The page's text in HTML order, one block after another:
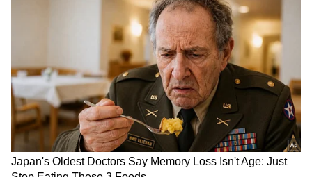
ಕೊಹ್ಲಿಯೂ ಅಲ್ಲ, ಧೋನಿಯೂ
ಅಲ್ಲ, ಗಂಗೂಲಿ ಅಲ್ಲವೇ ಅಲ್ಲ!
ಈತನೇ ಭಾರತದ ಅತ್ಯುತ್ತಮ
ಕ್ಯಾಪ್ಟನ್ ಎಂದ ಅಜಿಂಕ್ಯ ರಹಾನೆ!
'ಯಾವುದೇ ಕಾರಣಕ್ಕೂ
ಕಾಂಪ್ರಮೈಸ್ ಆಗಬೇಡಿ' - ಲಂಕಾ
ಟೆಸ್ಟ್ ಸರಣಿಗೂ ಮುನ್ನ
ಆಟಗಾರರಿಗೆ ಗಂಭೀರ್ ಖಡಕ್
ವಾರ್ನಿಂಗ್